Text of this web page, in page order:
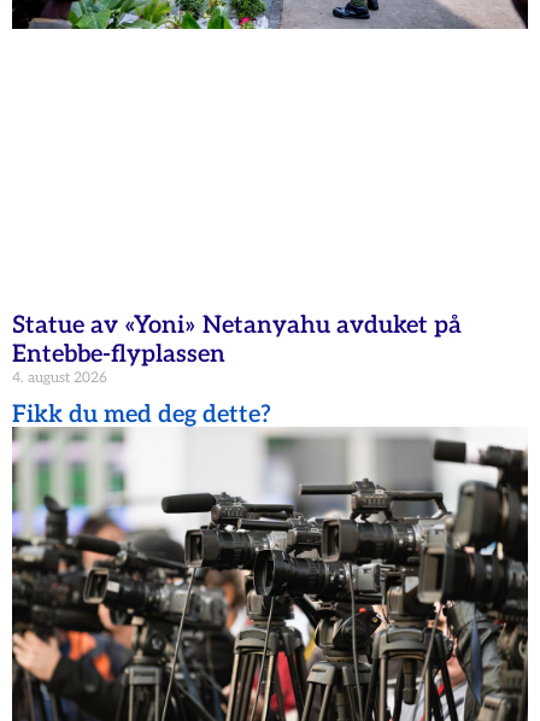
Statue av «Yoni» Netanyahu avduket på
Entebbe-flyplassen
4. august 2026
Fikk du med deg dette?